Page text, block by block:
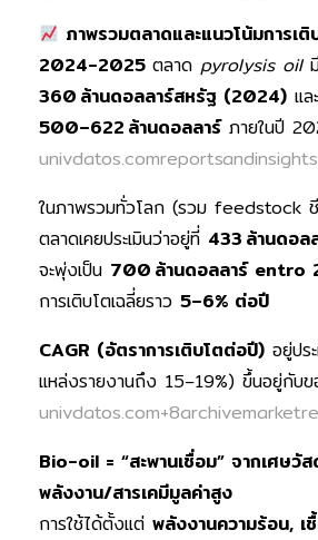
ภาพรวมตลาดและแนวโน้มการเ
2024-2025 ตลาด pyrolysis oil
360 ล้านดอลลาร์สหรัฐ (2024) แล
500–622 ล้านดอลลาร์ภายในปี
univdatos.com
ในภาพรวมทั่วโลก (รวม feedstock
ตลาดเคยประเมินว่าอยู่ที่ 433 ล้านดอล
จะพุ่งเป็น 700 ล้านดอลลาร์ entro
การเติบโตเฉลี่ยราว 5–6% ต่อปี
CAGR (อัตราการเติบโตต่อปี) อยู่ปร
แหล่งรายงานถึง 15–19%) ขึ้นอยู่กับขอ
Bio-oil = “สะพานเชื่อม” จากเศษวั
พลังงาน/สารเคมีมูลค่าสูง
การใช้ได้ตั้งแต่ พลังงานความร้อน, เ